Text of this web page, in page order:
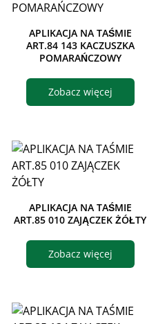
APLIKACJA NA TAŚMIE
ART.84 143 KACZUSZKA
POMARAŃCZOWY
Zobacz więcej
APLIKACJA NA TAŚMIE
ART.85 010 ZAJĄCZEK ŻÓŁTY
Zobacz więcej